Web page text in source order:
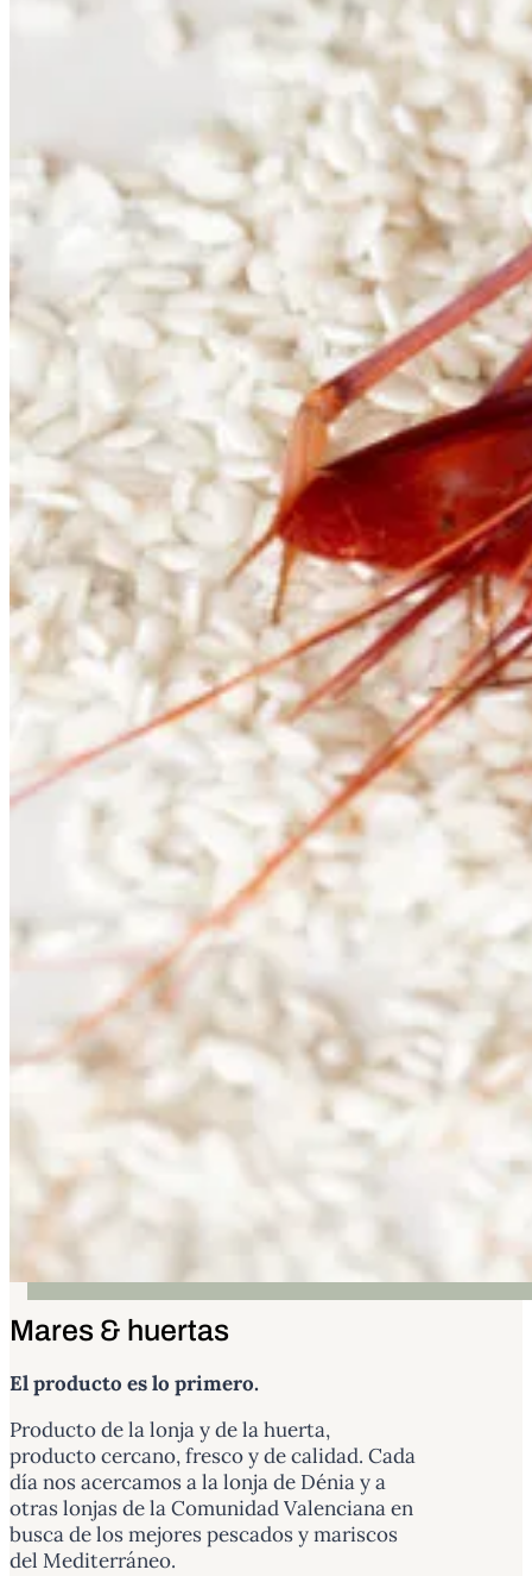
Mares & huertas
El producto es lo primero.
Producto de la lonja y de la huerta,
producto cercano, fresco y de calidad. Cada
día nos acercamos a la lonja de Déniay a
otras lonjas de la Comunidad Valenciana en
busca de los mejores pescados y mariscos
del Mediterráneo.